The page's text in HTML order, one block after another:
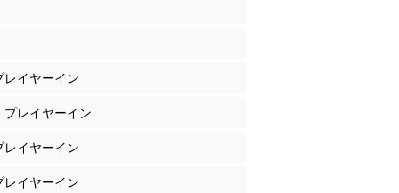
イヤーイン
レイヤーイン
イヤーイン
イヤーイン